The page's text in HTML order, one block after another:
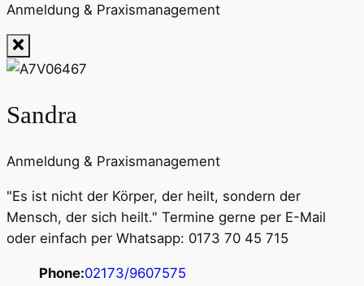
Anmeldung & Praxismanagement
Sandra
Anmeldung & Praxismanagement
"Es ist nicht der Körper, der heilt, sondern der
Mensch, der sich heilt." Termine gerne per E-Mail
oder einfach per Whatsapp: 0173 70 45 715
Phone:02173/9607575